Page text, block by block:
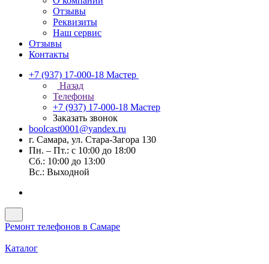
Отзывы
Реквизиты
Наш сервис
Отзывы
Контакты
+7 (937) 17-000-18 Мастер
Назад
Телефоны
+7 (937) 17-000-18 Мастер
Заказать звонок
boolcast0001@yandex.ru
г. Самара, ул. Стара-Загора 130
Пн. – Пт.: с 10:00 до 18:00
Сб.: 10:00 до 13:00
Вс.: Выходной
Ремонт телефонов в Самаре
Каталог